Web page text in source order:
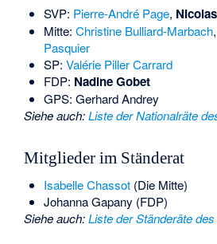
SVP: Pierre-André Page,
Mitte: Christine Bulliard-Marbach,
Pasquier
SP: Valérie Piller Carrard
FDP: Nadine Gobet
GPS: Gerhard Andrey
Siehe auch:Liste der Nationalräte
Mitglieder im Ständerat
Isabelle Chassot(Die Mitte)
Johanna Gapany (FDP)
Siehe auch:Liste der Ständeräte